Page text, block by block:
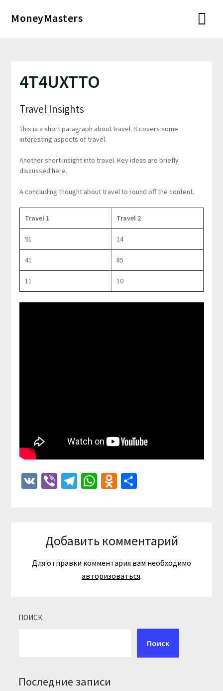
MoneyMasters
4T4UXTTO
Travel Insights
This is a short paragraph about travel. It covers some
interesting aspects of travel.
Another short insight into travel. Key ideas are briefly
discussed here.
A concluding thought about travel to round off the content.
Travel 1 Travel 2
91 14
41 85
11 10
VKViberTelegram
WhatsApp
Odnoklassniki
Отправить
Добавить комментарий
Для отправки комментария вам необходимо
авторизоваться.
ПОИСК
Поиск
Последние записи